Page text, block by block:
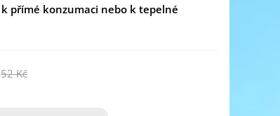
k přímé konzumaci nebo k tepelné
52 Kč